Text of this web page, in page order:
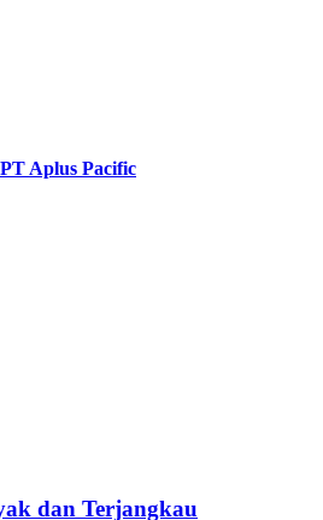
Aplus Pacific
dan Terjangkau